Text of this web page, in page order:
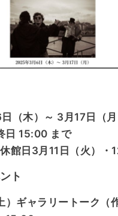
（木）～ 3月17日（
日 15:00 まで
日3月11日（火）・
ト
）ギャラリートーク（